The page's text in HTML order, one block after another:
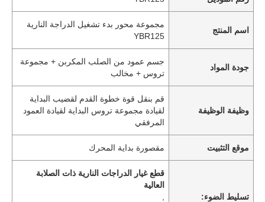
اسم المنتج
مجموعة محور بدء تشغيل الدراجة النارية
YBR125
جودة المواد
جسم عمود من الصلب المكربن ​​+ مجموعة
تروس + مخالب
وظيفة الوظيفة
قم بنقل قوة خطوة القدم لقضيب البداية
لقيادة مجموعة تروس البداية لقيادة العمود
المرفقي
موقع التثبيت مقصورة بداية المحرك
تسليط الضوء:
قطع غيار الدراجات النارية ذات الصلابة
العالية